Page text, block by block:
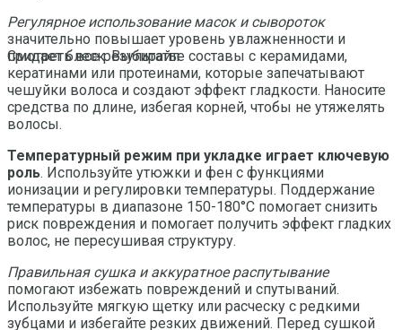
Смотреть все результаты
Регулярное использование масок и сывороток
значительно повышает уровень увлажненности и
придает блеск. Выбирайте составы с керамидами,
кератинами или протеинами, которые запечатывают
чешуйки волоса и создают эффект гладкости. Наносите
средства по длине, избегая корней, чтобы не утяжелять
волосы.
Температурный режим при укладке играет ключевую
роль. Используйте утюжки и фен с функциями
ионизации и регулировки температуры. Поддержание
температуры в диапазоне 150-180°C помогает снизить
риск повреждения и помогает получить эффект гладких
волос, не пересушивая структуру.
Правильная сушка и аккуратное распутывание
помогают избежать повреждений и спутываний.
Используйте мягкую щетку или расческу с редкими
зубцами и избегайте резких движений. Перед сушкой